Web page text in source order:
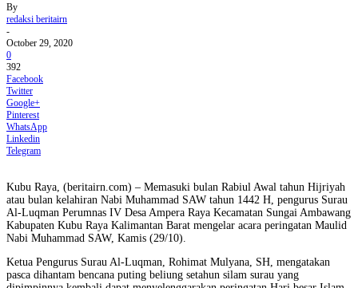
By
redaksi beritairn
-
October 29, 2020
0
392
Facebook
Twitter
Google+
Pinterest
WhatsApp
Linkedin
Telegram
Kubu Raya, (beritairn.com) – Memasuki bulan Rabiul Awal tahun Hijriyah
atau bulan kelahiran Nabi Muhammad SAW tahun 1442 H, pengurus Surau
Al-Luqman Perumnas IV Desa Ampera Raya Kecamatan Sungai Ambawang
Kabupaten Kubu Raya Kalimantan Barat mengelar acara peringatan Maulid
Nabi Muhammad SAW, Kamis (29/10)
Ketua Pengurus Surau Al-Luqman Rohimat Mulyana, SH, mengatakan
pasca dihantam bencana puting beliung setahun silam surau yang